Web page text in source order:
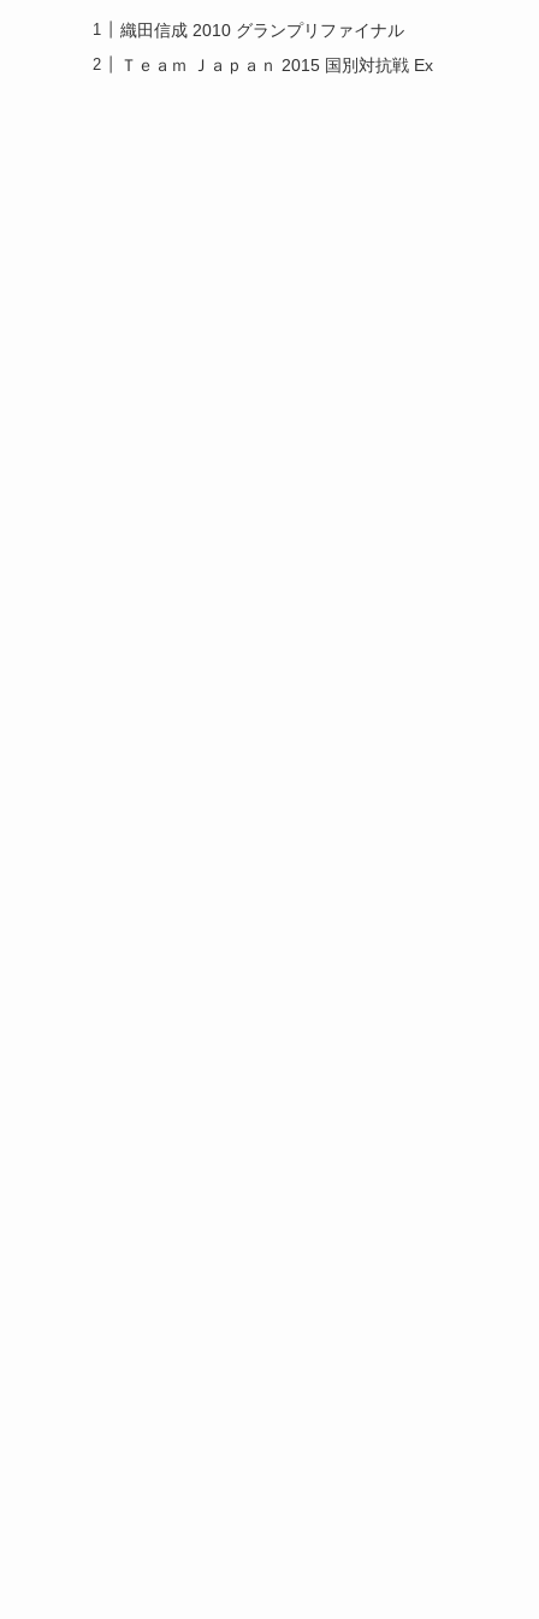
織田信成 2010 グランプリファイナル
Ｔｅａｍ Ｊａｐａｎ 2015 国別対抗戦 Ex